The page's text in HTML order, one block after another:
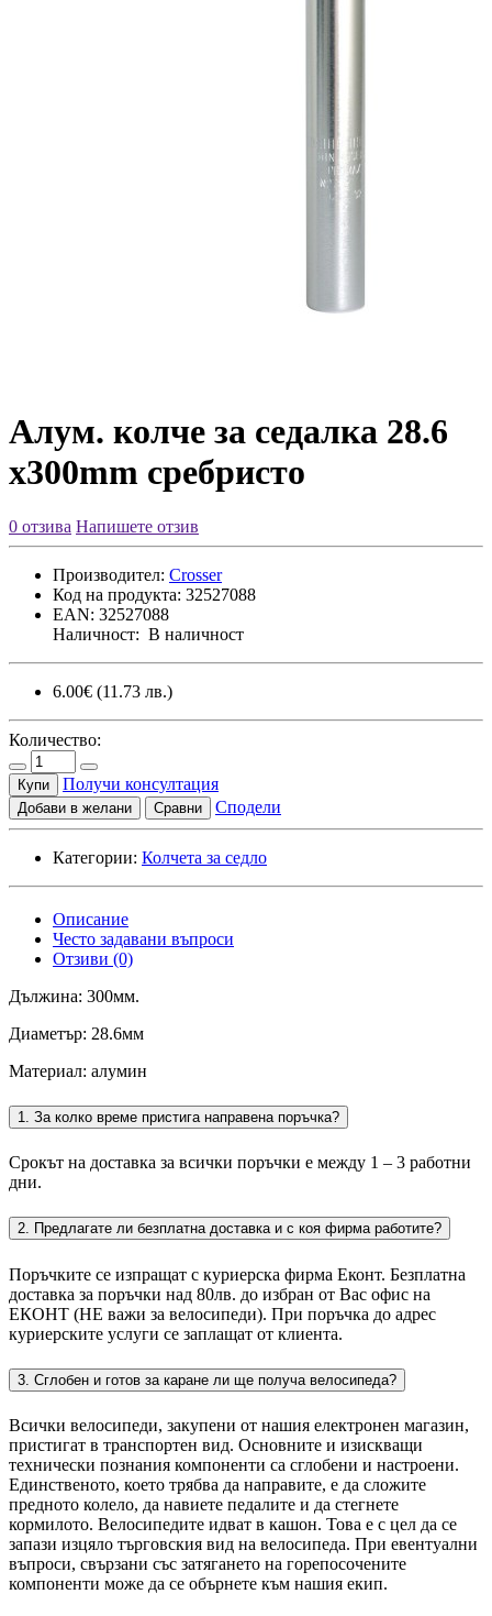
Алум. колче за седалка 28.6
x300mm сребристо
0 отзива Напишете отзив
Производител: Crosser
Код на продукта: 32527088
EAN: 32527088
Наличност: В наличност
6.00€ (11.73 лв.)
Количество:
Купи Получи консултация
Добави в желани Сравни Сподели
Категории: Колчета за седло
Описание
Често задавани въпроси
Отзиви (0)
Дължина: 300мм.
Диаметър: 28.6мм
Материал: алумин
1. За колко време пристига направена поръчка?
Срокът на доставка за всички поръчки е между 1 – 3 работни
дни.
2. Предлагате ли безплатна доставка и с коя фирма работите?
Поръчките се изпращат с куриерска фирма Еконт. Безплатна
доставка за поръчки над 80лв. до избран от Вас офис на
ЕКОНТ (НЕ важи за велосипеди). При поръчка до адрес
куриерските услуги се заплащат от клиента.
3. Сглобен и готов за каране ли ще получа велосипеда?
Всички велосипеди, закупени от нашия електронен магазин,
пристигат в транспортен вид. Основните и изискващи
технически познания компоненти са сглобени и настроени.
Единственото, което трябва да направите, е да сложите
предното колело, да навиете педалите и да стегнете
кормилото. Велосипедите идват в кашон. Това е с цел да се
запази изцяло търговския вид на велосипеда. При евентуални
въпроси, свързани със затягането на горепосочените
компоненти може да се обърнете към нашия екип.